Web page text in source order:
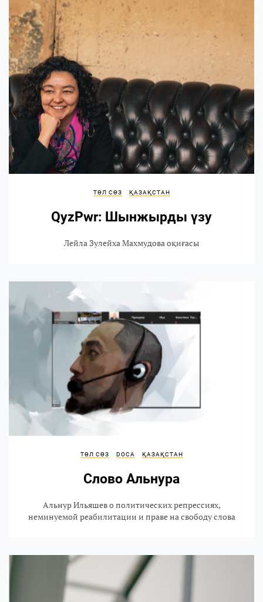
ТӨЛ СӨЗ ҚАЗАҚСТАН
QyzPwr: Шынжырды үзу
Лейла Зулейха Махмудова оқиғасы
ТӨЛ СӨЗ DOCA ҚАЗАҚСТАН
Слово Альнура
Альнур Ильяшев о политических репрессиях,
неминуемой реабилитации и праве на свободу слова